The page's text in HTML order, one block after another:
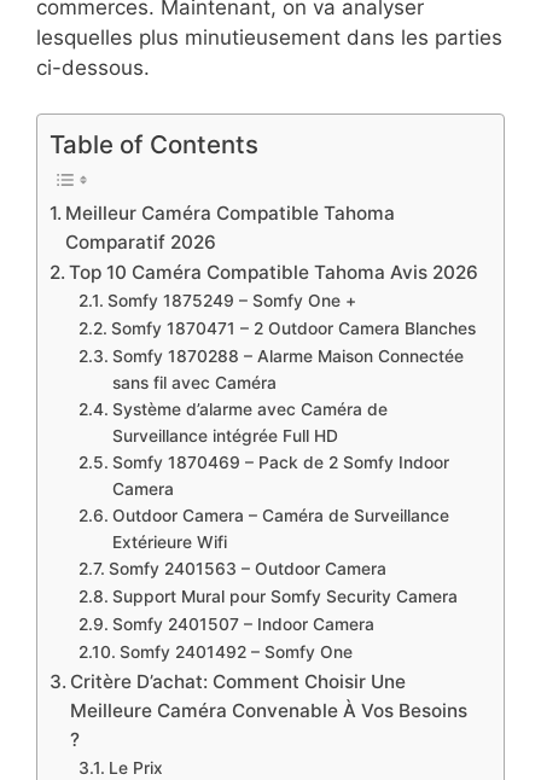
commerces. Maintenant, on va analyser
lesquelles plus minutieusement dans les parties
ci-dessous.
Table of Contents
Meilleur Caméra Compatible Tahoma
Comparatif 2026
Top 10 Caméra Compatible Tahoma Avis 2026
Somfy 1875249 – Somfy One +
Somfy 1870471 – 2 Outdoor Camera Blanches
Somfy 1870288 – Alarme Maison Connectée
sans fil avec Caméra
Système d’alarme avec Caméra de
Surveillance intégrée Full HD
Somfy 1870469 – Pack de 2 Somfy Indoor
Camera
Outdoor Camera – Caméra de Surveillance
Extérieure Wifi
Somfy 2401563 – Outdoor Camera
Support Mural pour Somfy Security Camera
Somfy 2401507 – Indoor Camera
Somfy 2401492 – Somfy One
Critère D’achat: Comment Choisir Une
Meilleure Caméra Convenable À Vos Besoins
?
Le Prix